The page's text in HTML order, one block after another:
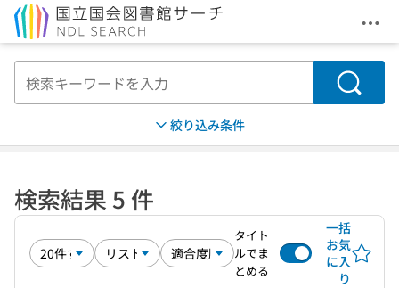
メ
検索
絞り込み条件
検索結果 5 件
タイト
ルでま
とめる
一括
お気
に入
り